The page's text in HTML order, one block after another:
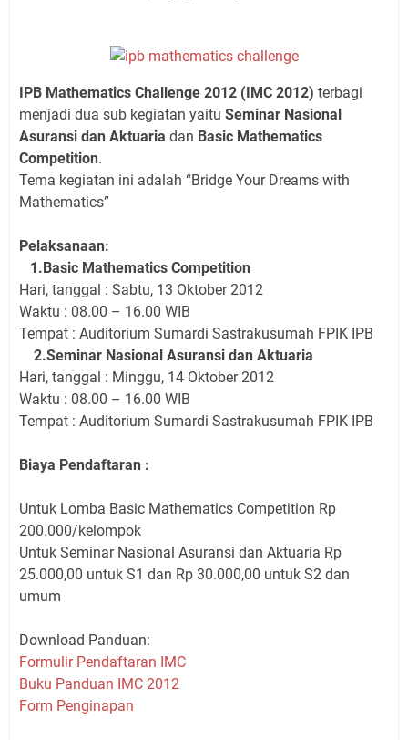
IPB Mathematics Challenge 2012 (IMC 2012) terbagi
menjadi dua sub kegiatan yaitu Seminar Nasional
Asuransi dan Aktuaria dan Basic Mathematics
Competition.
Tema kegiatan ini adalah “Bridge Your Dreams with
Mathematics”
Pelaksanaan:
1.Basic Mathematics Competition
Hari, tanggal : Sabtu, 13 Oktober 2012
Waktu : 08.00 – 16.00 WIB
Tempat : Auditorium Sumardi Sastrakusumah FPIK IPB
2.Seminar Nasional Asuransi dan Aktuaria
Hari, tanggal : Minggu, 14 Oktober 2012
Waktu : 08.00 – 16.00 WIB
Tempat : Auditorium Sumardi Sastrakusumah FPIK IPB
Biaya Pendaftaran :
Untuk Lomba Basic Mathematics Competition Rp
200.000/kelompok
Untuk Seminar Nasional Asuransi dan Aktuaria Rp
25.000,00 untuk S1 dan Rp 30.000,00 untuk S2 dan
umum
Download Panduan:
Formulir Pendaftaran IMC
Buku Panduan IMC 2012
Form Penginapan